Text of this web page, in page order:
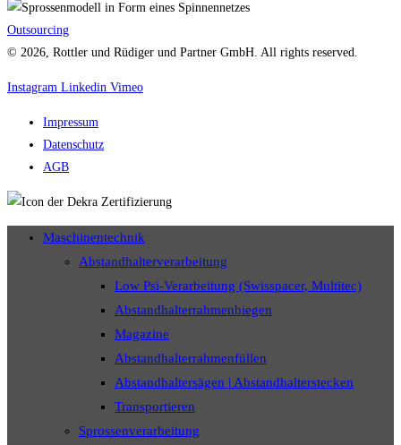
Outsourcing
© 2026, Rottler und Rüdiger und Partner GmbH. All rights reserved.
Instagram Linkedin Vimeo
Impressum
Datenschutz
AGB
Maschinentechnik
Abstandhalterverarbeitung
Low Psi-Verarbeitung (Swisspacer, Multitec)
Abstandhalterrahmenbiegen
Magazine
Abstandhalterrahmenfüllen
Abstandhaltersägen | Abstandhalterstecken
Transportieren
Sprossenverarbeitung